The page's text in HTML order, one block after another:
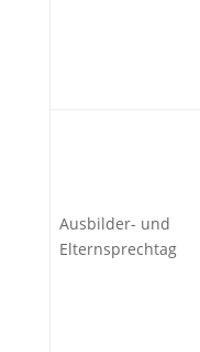
Ausbilder- und
Elternsprechtag